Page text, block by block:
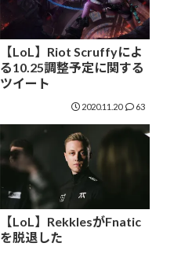
【LoL】Riot Scruffyによ
る10.25調整予定に関する
ツイート
2020.11.20 63
【LoL】RekklesがFnatic
を脱退した